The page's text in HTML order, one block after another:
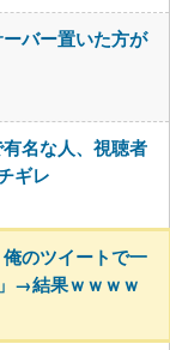
バー置いた方が
名な人、視聴者
ギレ
のツイートで一
→結果ｗｗｗｗ